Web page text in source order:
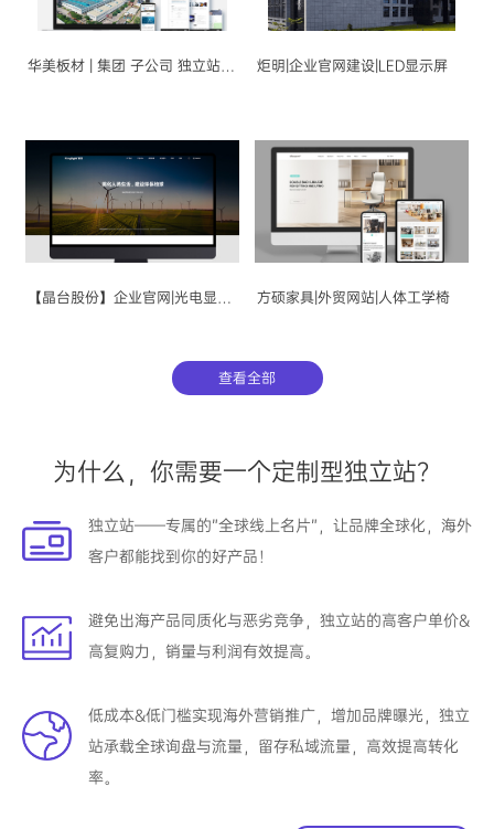
华美板材 | 集团 子公司 独立站开发 炬明|企业官网建设|LED显示屏
【晶台股份】企业官网|光电显示|半导体 方硕家具|外贸网站|人体工学椅
查看全部
为什么，你需要一个定制型独立站？
独立站——专属的”全球线上名片”，让品牌全球化，海外
客户都能找到你的好产品！
避免出海产品同质化与恶劣竞争，独立站的高客户单价&
高复购力，销量与利润有效提高。
低成本&低门槛实现海外营销推广，增加品牌曝光，独立
站承载全球询盘与流量，留存私域流量，高效提高转化
率。